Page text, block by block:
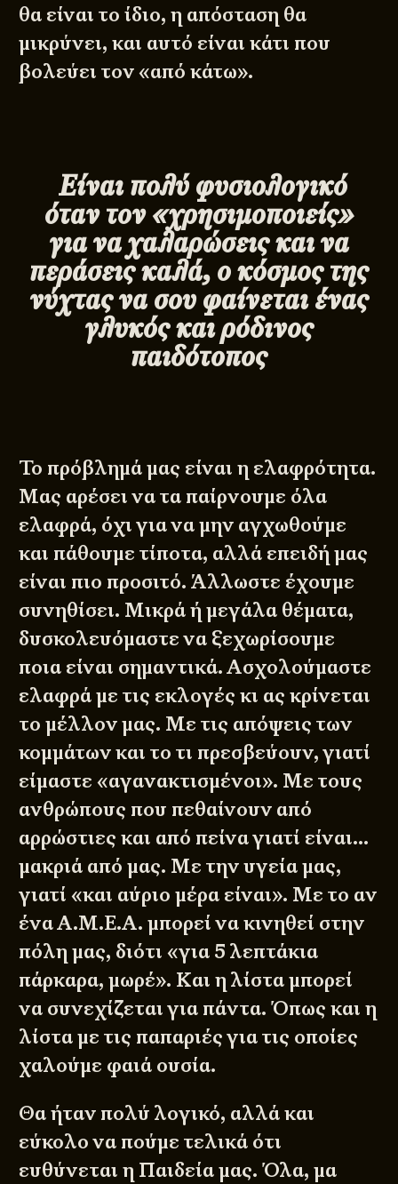
θα είναι το ίδιο, η απόσταση θα
μικρύνει, και αυτό είναι κάτι που
βολεύει τον «από κάτω».
Είναι πολύ φυσιολογικό
όταν τον «χρησιμοποιείς»
για να χαλαρώσεις και να
περάσεις καλά, ο κόσμος της
νύχτας να σου φαίνεται ένας
γλυκός και ρόδινος
παιδότοπος
Το πρόβλημά μας είναι η ελαφρότητα.
Μας αρέσει να τα παίρνουμε όλα
ελαφρά, όχι για να μην αγχωθούμε
και πάθουμε τίποτα, αλλά επειδή μας
είναι πιο προσιτό. Άλλωστε έχουμε
συνηθίσει. Μικρά ή μεγάλα θέματα,
δυσκολευόμαστε να ξεχωρίσουμε
ποια είναι σημαντικά. Ασχολούμαστε
ελαφρά με τις εκλογές κι ας κρίνεται
το μέλλον μας. Με τις απόψεις των
κομμάτων και το τι πρεσβεύουν, γιατί
είμαστε «αγανακτισμένοι». Με τους
ανθρώπους που πεθαίνουν από
αρρώστιες και από πείνα γιατί είναι…
μακριά από μας. Με την υγεία μας,
γιατί «και αύριο μέρα είναι». Με το αν
ένα Α.Μ.Ε.Α. μπορεί να κινηθεί στην
πόλη μας, διότι «για 5 λεπτάκια
πάρκαρα, μωρέ». Και η λίστα μπορεί
να συνεχίζεται για πάντα. Όπως και η
λίστα με τις παπαριές για τις οποίες
χαλούμε φαιά ουσία.
Θα ήταν πολύ λογικό, αλλά και
εύκολο να πούμε τελικά ότι
ευθύνεται η Παιδεία μας. Όλα, μα